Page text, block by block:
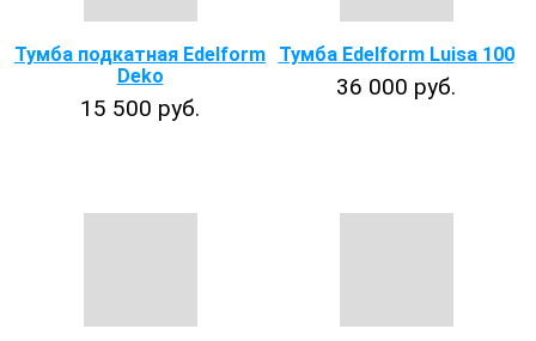
Тумба подкатная Edelform
Deko
15 500 руб.
Тумба Edelform Luisa 100
36 000 руб.